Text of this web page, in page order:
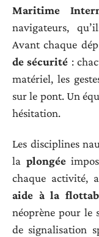
Maritime
navigateurs,
Avant chaque
de sécurité :
matériel, les
sur le pont. Un
hésitation.
Les disciplines
la plongée
chaque activité,
aide à la
néoprène pour le
de signalisation